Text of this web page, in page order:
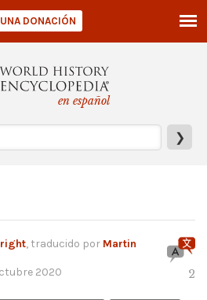
en español
❯
DONACIÓN
, traducido por Martin
2020 2